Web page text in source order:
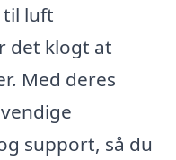
til luft
det klogt at
Med deres
support, så du